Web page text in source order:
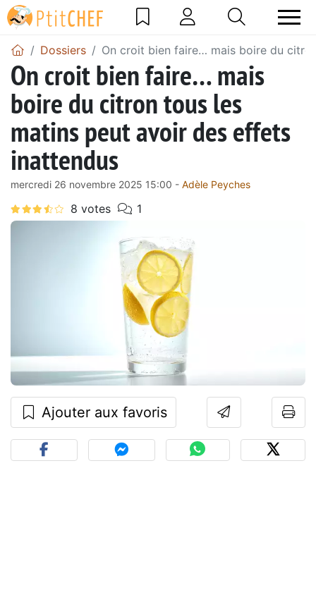
Dossiers On croit bien faire… mais boire du
On croit bien faire… mais
boire du citron tous les
matins peut avoir des effets
inattendus
mercredi 26 novembre 2025 15:00 - Adèle Peyches
Ajouter aux favoris